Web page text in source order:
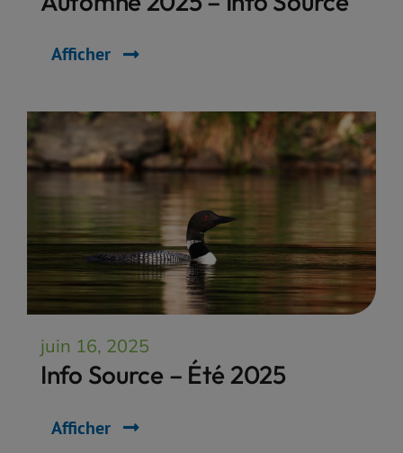
Afficher
juin 16, 2025
Info Source – Été 2025
Afficher